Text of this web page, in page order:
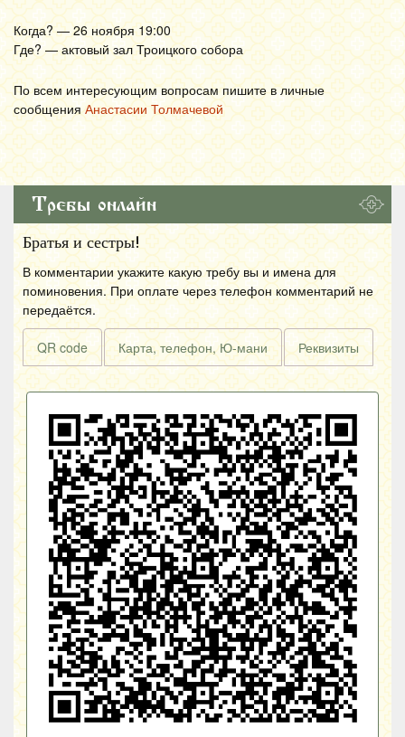
Когда? — 26 ноября 19:00
Где? — актовый зал Троицкого собора
По всем интересующим вопросам пишите в личные
сообщенияАнастасии Толмачевой
Требы онлайн
Братья и сестры!
В комментарии укажите какую требу вы и имена для
поминовения. При оплате через телефон комментарий не
передаётся.
QR code Карта, телефон, Ю-мани Реквизиты